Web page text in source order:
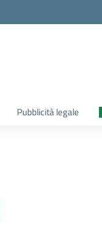
Pubblicità legale